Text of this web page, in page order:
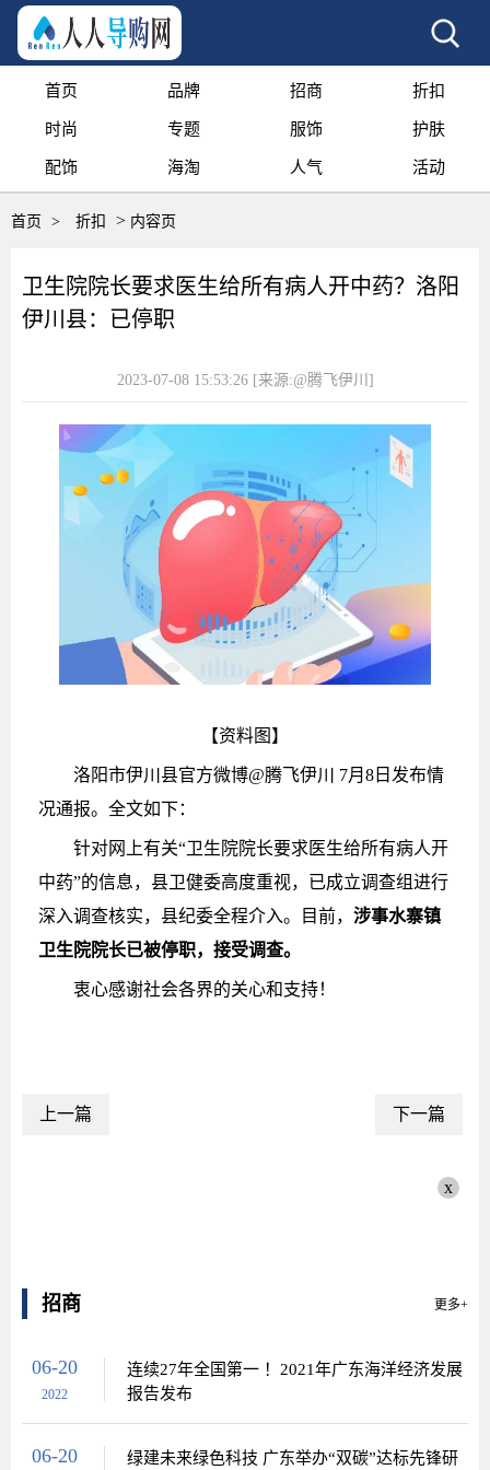
首页 品牌 招商 折扣
时尚 专题 服饰 护肤
配饰 海淘 人气 活动
首页 > 折扣 > 内容页
卫生院院长要求医生给所有病人开中药？洛阳
伊川县：已停职
2023-07-08 15:53:26 [来源:@腾飞伊川]
【资料图】
洛阳市伊川县官方微博@腾飞伊川 7月8日发布情
况通报。全文如下：
针对网上有关“卫生院院长要求医生给所有病人开
中药”的信息，县卫健委高度重视，已成立调查组进行
深入调查核实，县纪委全程介入。目前， 涉事水寨镇
卫生院院长已被停职，接受调查。
衷心感谢社会各界的关心和支持！
上一篇 下一篇
x
招商 更多+
06-20
2022
连续27年全国第一 ！2021年广东海洋经济发展
报告发布
06-20 绿建未来绿色科技 广东举办“双碳”达标先锋研